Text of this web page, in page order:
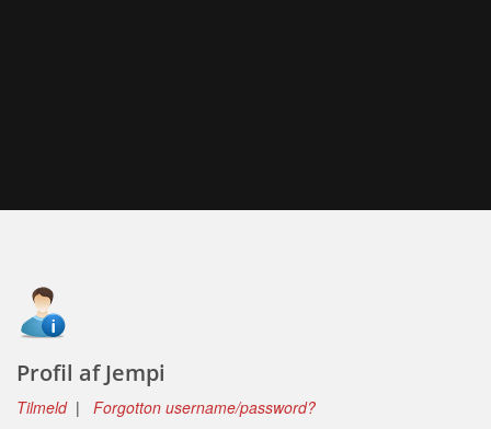
Profil af Jempi
Tilmeld| Forgotton username/password?